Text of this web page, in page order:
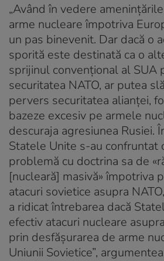
„Având în vedere
arme nucleare împotriva
un pas binevenit. Dar dacă o
sporită este destinată ca o
sprijinul convențional al SUA
securitatea NATO, ar putea
pervers securitatea alianței,
bazeze excesiv pe armele
descuraja agresiunea Rusiei.
Statele Unite s-au confruntat
problemă cu doctrina sa de
[nucleară] masivă» împotriva
atacuri sovietice asupra
a ridicat întrebarea dacă
efectiv atacuri nucleare
prin desfășurarea de arme
Uniunii Sovietice”,